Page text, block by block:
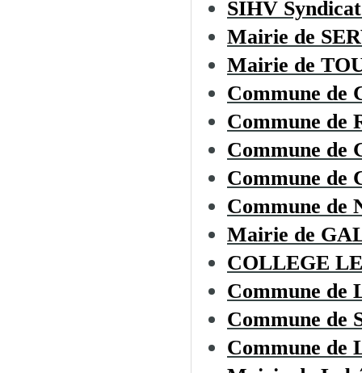
SIHV
Mairie de
Mairie de
Commune de
Commune
Commune de
Commune de
Commune de
Mairie de
COLLEGE
Commune de
Commune de
Commune de